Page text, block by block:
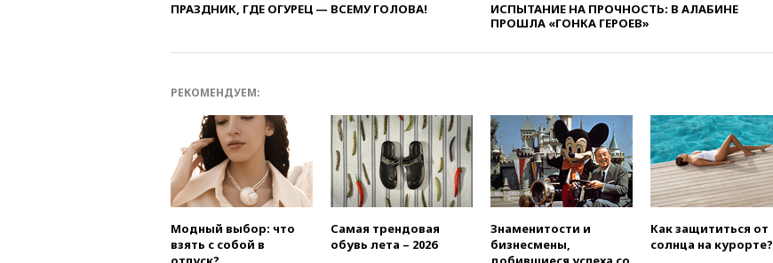
обращений о прекращении
концессии строительства ж/д
вчера, 20:45Матвиенко:
россиянам могут
рекомендовать не посещать
Армению
вчера, 20:35ПВО за день
сбила еще 281 украинский
беспилотник над Россией
ПРАЗДНИК, ГДЕ ОГУРЕЦ — ВСЕМУ ГОЛОВА!
ИСПЫТАНИЕ НА ПРОЧНОСТЬ: В АЛАБИНЕ
ПРОШЛА «ГОНКА ГЕРОЕВ»
РЕКОМЕНДУЕМ:
Модный выбор: что
взять с собой в
Самая трендовая
обувь лета – 2026
Знаменитости и
бизнесмены,
Как защититься от
солнца на курорте?